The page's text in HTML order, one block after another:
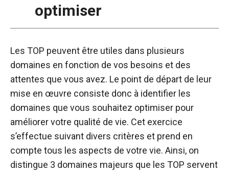
optimiser
Les TOP peuvent être utiles dans plusieurs
domaines en fonction de vos besoins et des
attentes que vous avez. Le point de départ de leur
mise en œuvre consiste donc à identifier les
domaines que vous souhaitez optimiser pour
améliorer votre qualité de vie. Cet exercice
s’effectue suivant divers critères et prend en
compte tous les aspects de votre vie. Ainsi, on
distingue 3 domaines majeurs que les TOP servent